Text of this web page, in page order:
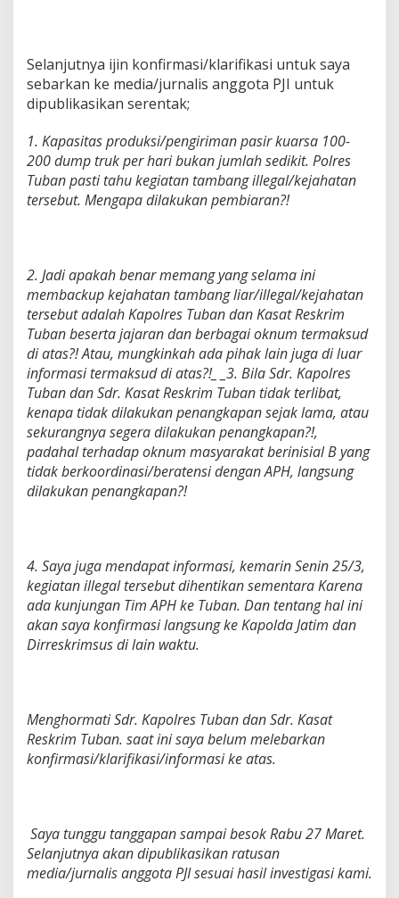
Selanjutnya ijin konfirmasi/klarifikasi untuk saya
sebarkan ke media/jurnalis anggota PJI untuk
dipublikasikan serentak;
1. Kapasitas produksi/pengiriman pasir kuarsa 100-
200 dump truk per hari bukan jumlah sedikit. Polres
Tuban pasti tahu kegiatan tambang illegal/kejahatan
tersebut. Mengapa dilakukan pembiaran?!
2. Jadi apakah benar memang yang selama ini
membackup kejahatan tambang liar/illegal/kejahatan
tersebut adalah Kapolres Tuban dan Kasat Reskrim
Tuban beserta jajaran dan berbagai oknum termaksud
di atas?! Atau, mungkinkah ada pihak lain juga di luar
informasi termaksud di atas?!_ _3. Bila Sdr. Kapolres
Tuban dan Sdr. Kasat Reskrim Tuban tidak terlibat,
kenapa tidak dilakukan penangkapan sejak lama, atau
sekurangnya segera dilakukan penangkapan?!,
padahal terhadap oknum masyarakat berinisial B yang
tidak berkoordinasi/beratensi dengan APH, langsung
dilakukan penangkapan?!
4. Saya juga mendapat informasi, kemarin Senin 25/3,
kegiatan illegal tersebut dihentikan sementara Karena
ada kunjungan Tim APH ke Tuban. Dan tentang hal ini
akan saya konfirmasi langsung ke Kapolda Jatim dan
Dirreskrimsus di lain waktu.
Menghormati Sdr. Kapolres Tuban dan Sdr. Kasat
Reskrim Tuban. saat ini saya belum melebarkan
konfirmasi/klarifikasi/informasi ke atas.
Saya tunggu tanggapan sampai besok Rabu 27 Maret.
Selanjutnya akan dipublikasikan ratusan
media/jurnalis anggota PJI sesuai hasil investigasi kami.